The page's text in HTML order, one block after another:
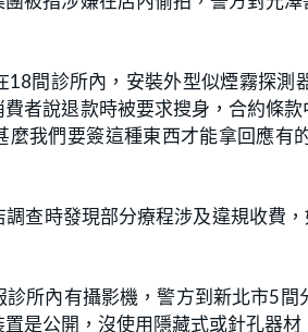
18間診所內，安裝外型似煙霧探
者說退款時被要求搜身，合約條
麼我們要簽這種東西才能拿回應
查時發現部分療程涉及違規收費
所內有攝影機，警方到新北市5
是公開，沒使用隱藏式或針孔器材